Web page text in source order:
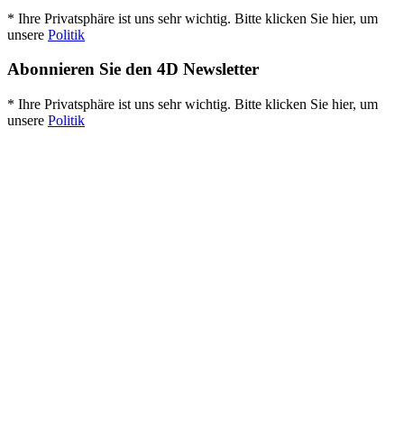
* Ihre Privatsphäre ist uns sehr wichtig. Bitte klicken Sie hier, um
unsere Politik
Abonnieren Sie den 4D Newsletter
* Ihre Privatsphäre ist uns sehr wichtig. Bitte klicken Sie hier, um
unsere Politik